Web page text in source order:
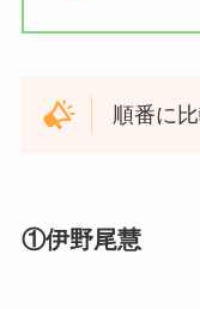
順番に
①伊野尾慧